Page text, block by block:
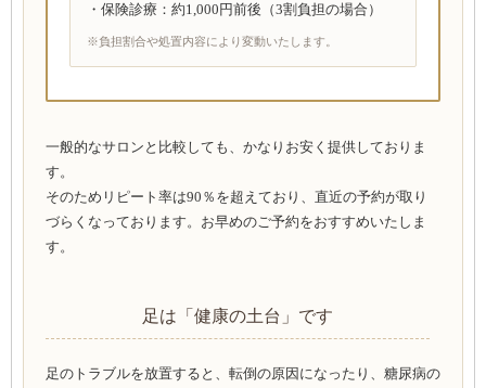
・保険診療：約1,000円前後（3割負担の場合）
※負担割合や処置内容により変動いたします。
一般的なサロンと比較しても、かなりお安く提供しておりま
す。
そのためリピート率は90％を超えており、直近の予約が取り
づらくなっております。お早めのご予約をおすすめいたしま
す。
足は「健康の土台」です
足のトラブルを放置すると、転倒の原因になったり、糖尿病の